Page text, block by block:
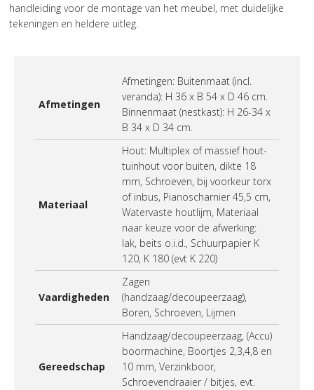
handleiding voor de montage van het meubel, met duidelijke
tekeningen en heldere uitleg.
Afmetingen
Afmetingen: Buitenmaat (incl.
veranda): H 36 x B 54 x D 46 cm.
Binnenmaat (nestkast): H 26-34 x
B 34 x D 34 cm.
Materiaal
Hout: Multiplex of massief hout-
tuinhout voor buiten, dikte 18
mm, Schroeven, bij voorkeur torx
of inbus, Pianoscharnier 45,5 cm,
Watervaste houtlijm, Materiaal
naar keuze voor de afwerking:
lak, beits o.i.d., Schuurpapier K
120, K 180 (evt K 220)
Vaardigheden
Zagen
(handzaag/decoupeerzaag),
Boren, Schroeven, Lijmen
Gereedschap
Handzaag/decoupeerzaag, (Accu)
boormachine, Boortjes 2,3,4,8 en
10 mm, Verzinkboor,
Schroevendraaier / bitjes, evt.